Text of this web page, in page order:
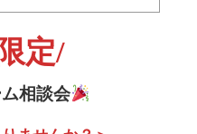
定/
相談会